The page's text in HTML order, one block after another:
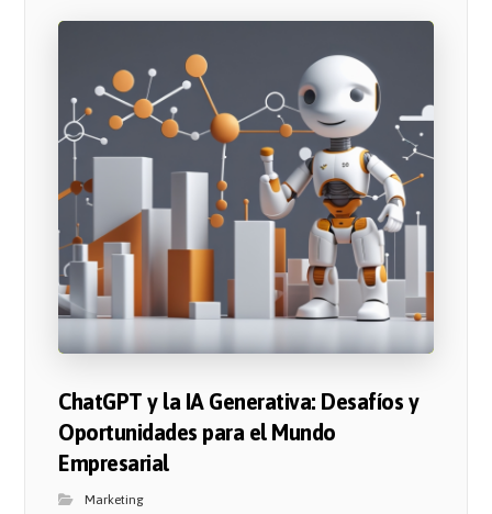
ChatGPT y la IA Generativa: Desafíos y
Oportunidades para el Mundo
Empresarial
Marketing